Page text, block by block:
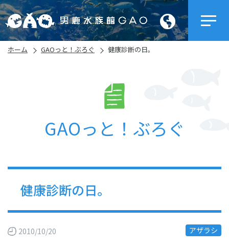
ホーム GAOっと！ぶろぐ 健康診断の日。
GAOっと！ぶろぐ
健康診断の日。
2010/10/20 アザラシ